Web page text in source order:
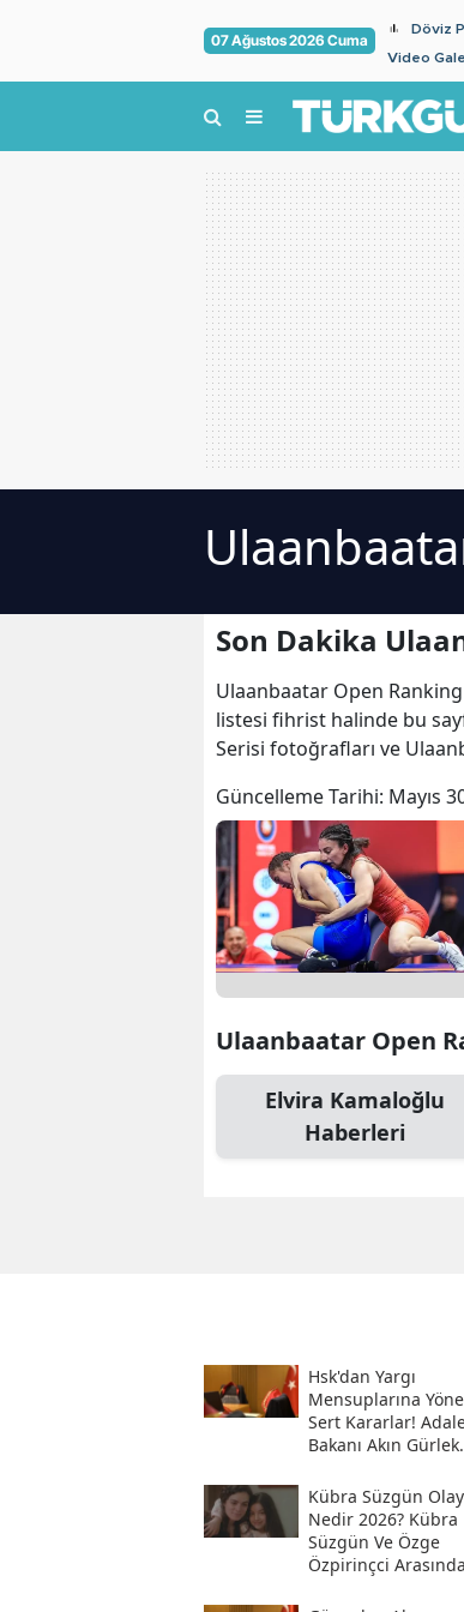
07 Ağustos 2026 Cuma
Döviz
Video
Son Dakika
Ulaanbaatar Open
listesi fihrist halinde bu
Serisi fotoğrafları ve
Güncelleme Tarihi: Mayıs
Ulaanbaatar Open
Elvira Kamaloğlu
Haberleri
Hsk'dan Yargı
Mensuplarına
Sert Kararlar!
Bakanı Akın Gürlek
Hesabından
Kübra Süzgün
Nedir 2026? Kübra
Süzgün Ve Özge
Özpirinçci Arasında